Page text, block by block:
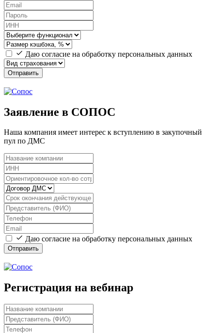
Даю согласие на обработку персональных данных
Отправить
Заявление в СОПОС
Наша компания имеет интерес к вступлению в закупочный
пул по ДМС
Даю согласие на обработку персональных данных
Отправить
Регистрация на вебинар